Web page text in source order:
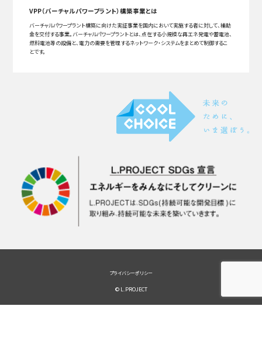
VPP（バーチャルパワープラント）構築事業とは
バーチャルパワープラント構築に向けた実証事業を国内において実施する者に対して、補助
金を交付する事業。バーチャルパワープラントとは、点在する小規模な再エネ発電や蓄電池、
燃料電池等の設備と、電力の需要を管理するネットワーク・システムをまとめて制御するこ
とです。
プライバシーポリシー
© L.PROJECT